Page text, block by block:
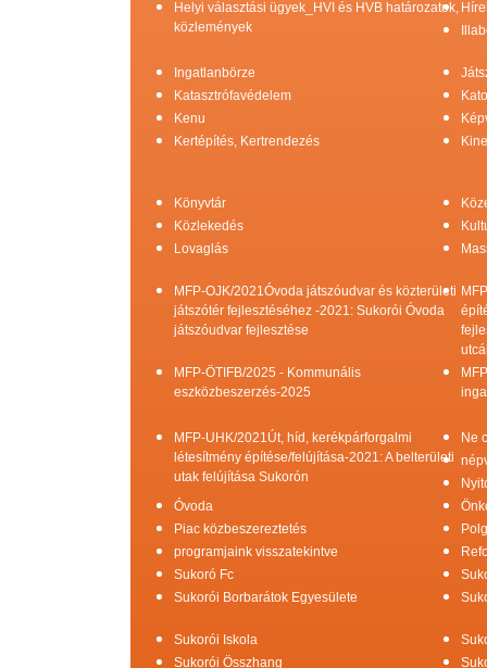
Helyi választási ügyek_HVI és HVB határozatok,
közlemények
Ingatlanbörze
Katasztrófavédelem
Kenu
Kertépítés, Kertrendezés
Könyvtár
Közlekedés
Lovaglás
MFP-OJK/2021Óvoda játszóudvar és közterületi
játszótér fejlesztéséhez -2021: Sukorói Óvoda
játszóudvar fejlesztése
MFP-ÖTIFB/2025 - Kommunális
eszközbeszerzés-2025
MFP-UHK/2021Út, híd, kerékpárforgalmi
létesítmény építése/felújítása-2021: A belterületi
utak felújítása Sukorón
Ne
Óvoda
Piac közbeszereztetés
programjaink visszatekintve
Sukoró Fc
Sukorói Borbarátok Egyesülete
Sukorói Iskola
Sukorói Összhang